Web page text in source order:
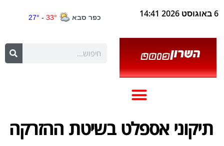
6 באוגוסט 2026 14:41
תיקוני אספלט בשיטת ההזרקה